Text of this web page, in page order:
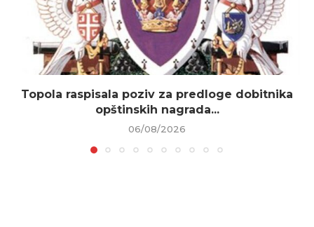
Topola raspisala poziv za predloge dobitnika
opštinskih nagrada...
06/08/2026